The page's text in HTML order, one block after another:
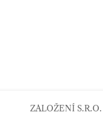
ZALOŽENÍ S.R.O.